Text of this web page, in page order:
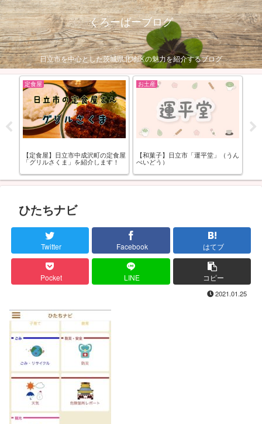
くろーばーブログ
日立市を中心とした茨城県北地区の魅力を紹介するブログ
定食屋
【定食屋】日立市中成沢町の定食屋
「グリルさくま」を紹介します！
お土産
【和菓子】日立市「運平堂」（うん
ぺいどう）
ひたちナビ
Twitter Facebook はてブ
Pocket LINE コピー
2021.01.25